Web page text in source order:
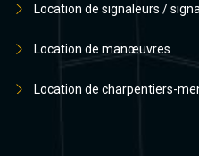
Location de signaleurs /
Location de manœuvres
Location de charpentiers-